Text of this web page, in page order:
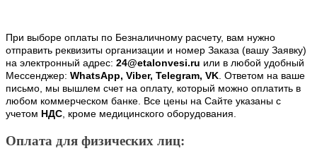
При выборе оплаты по Безналичному расчету, вам нужно
отправить реквизиты организации и номер Заказа (вашу Заявку)
на электронный адрес: 24@etalonvesi.ru или в любой удобный
Мессенджер: WhatsApp, Viber, Telegram, VK. Ответом на ваше
письмо, мы вышлем счет на оплату, который можно оплатить в
любом коммерческом банке. Все цены на Сайте указаны с
учетом НДС, кроме медицинского оборудования.
Оплата для физических лиц: